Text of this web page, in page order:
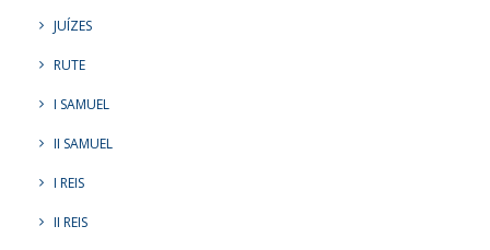
JUÍZES
RUTE
I SAMUEL
II SAMUEL
I REIS
II REIS